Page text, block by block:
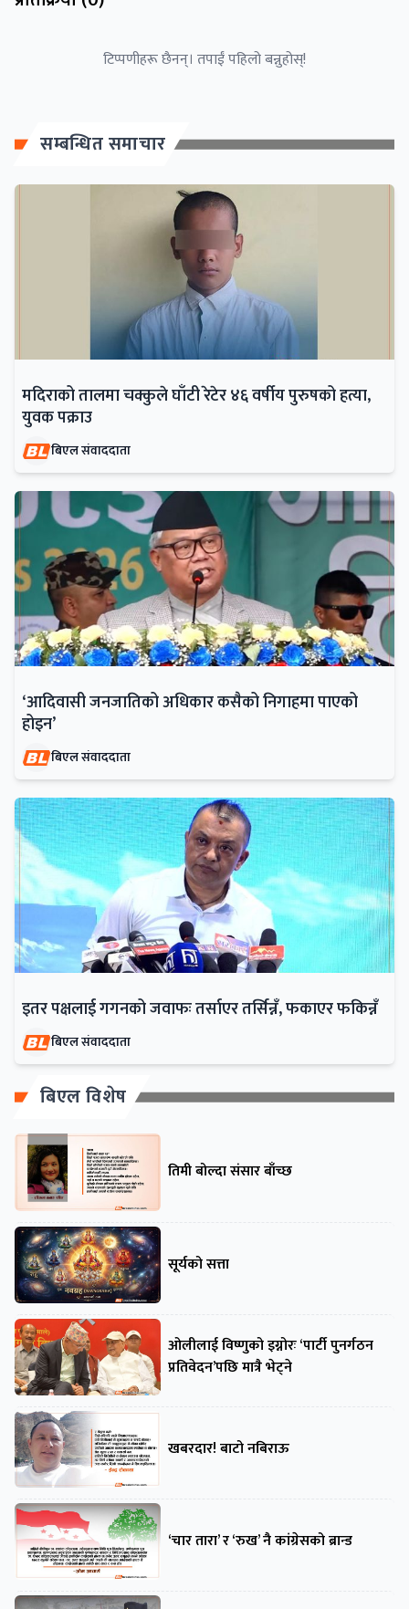
टिप्पणीहरू छैनन्। तपाईं पहिलो बन्नुहोस्!
सम्बन्धित समाचार
मदिराको तालमा चक्कुले घाँटी रेटेर ४६ वर्षीय पुरुषको हत्या,
युवक पक्राउ
बिएल संवाददाता
‘आदिवासी जनजातिको अधिकार कसैको निगाहमा पाएको
होइन’
बिएल संवाददाता
इतर पक्षलाई गगनको जवाफः तर्साएर तर्सिन्नँ, फकाएर फकिन्नँ
बिएल संवाददाता
बिएल विशेष
तिमी बोल्दा संसार बाँच्छ
सूर्यको सत्ता
ओलीलाई विष्णुको इग्नोरः ‘पार्टी पुनर्गठन
प्रतिवेदन’पछि मात्रै भेट्ने
खबरदार! बाटो नबिराऊ
‘चार तारा’ र ‘रुख’ नै कांग्रेसको ब्रान्ड